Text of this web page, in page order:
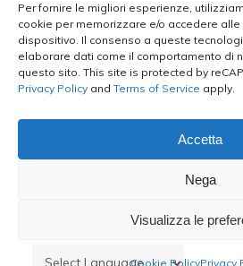
Per fornire le migliori esperienze,
cookie per memorizzare e/o accedere
dispositivo. Il consenso a queste
elaborare dati come il comportamento di
questo sito. This site is protected by
Privacy Policy and Terms of Service apply.
Accetta
Nega
Visualizza le
Cookie PolicyPrivacy
facebook instagram
email
Le Bontà del